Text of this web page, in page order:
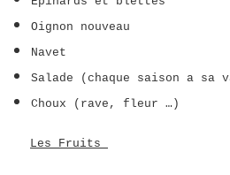
Oignon nouveau
Navet
Salade (chaque saison a sa
Choux (rave, fleur …)
Les Fruits